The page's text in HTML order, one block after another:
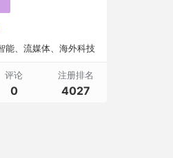
能、流媒体、海外科技
评论
0
注册排名
4027